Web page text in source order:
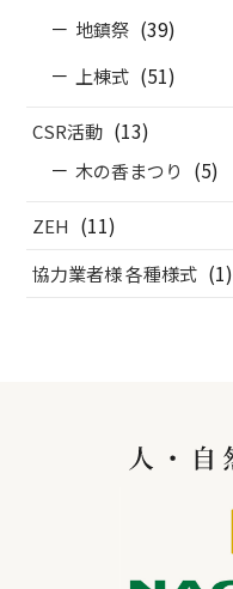
地鎮祭 (39)
上棟式 (51)
CSR活動 (13)
木の香まつり (5)
ZEH (11)
協力業者様 各種様式 (1)